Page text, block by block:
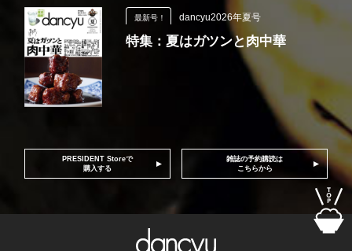
最新号！ dancyu2026年夏号
特集：夏はガツンと肉中華
PRESIDENT Storeで
購入する
雑誌の予約購読は
こちらから